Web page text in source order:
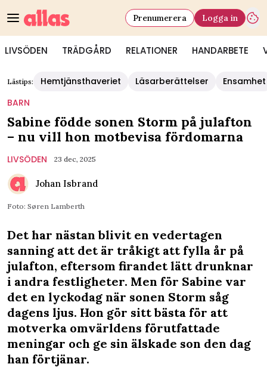
LIVSÖDEN TRÄDGÅRD RELATIONER HANDARBETE
Prenumerera Logga in
Lästips: Hemtjänsthaveriet Läsarberättelser
Ensamhet
BARN
Sabine födde sonen Storm på julafton
– nu vill hon motbevisa fördomarna
LIVSÖDEN 23 dec, 2025
Johan Isbrand
Foto: Søren Lamberth
Det har nästan blivit en vedertagen
sanning att det är tråkigt att fylla år på
julafton, eftersom firandet lätt drunknar
i andra festligheter. Men för Sabine var
det en lyckodag när sonen Storm såg
dagens ljus. Hon gör sitt bästa för att
motverka omvärldens förutfattade
meningar och ge sin älskade son den dag
han förtjänar.